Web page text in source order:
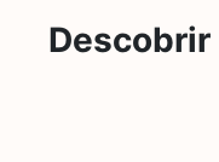
Descobrir